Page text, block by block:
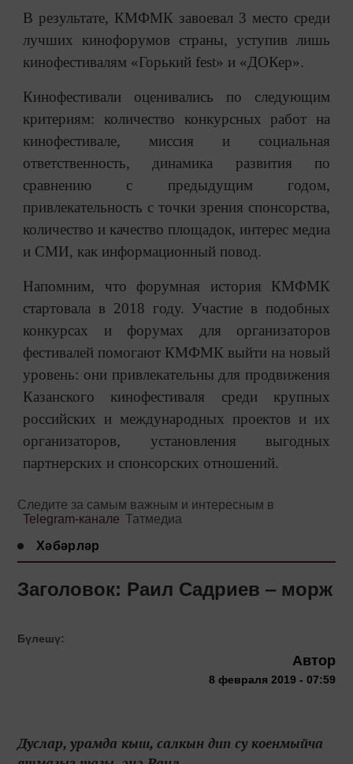
В результате, КМФМК завоевал 3 место среди
лучших кинофорумов страны, уступив лишь
кинофестивалям «Горький fest» и «ДОКер».
Кинофестивали оценивались по следующим
критериям: количество конкурсных работ на
кинофестивале, миссия и социальная
ответственность, динамика развития по
сравнению с предыдущим годом,
привлекательность с точки зрения спонсорства,
количество и качество площадок, интерес медиа
и СМИ, как информационный повод.
Напомним, что форумная история КМФМК
стартовала в 2018 году. Участие в подобных
конкурсах и форумах для организаторов
фестивалей помогают КМФМК выйти на новый
уровень: они привлекательны для продвижения
Казанского кинофестиваля среди крупных
российских и международных проектов и их
организаторов, установления выгодных
партнерских и спонсорских отношений.
Следите за самым важным и интересным в
Telegram-канале Татмедиа
Хәбәрләр
Заголовок: Раил Садриев ‒ морж
Бүлешү:
Автор
8 февраля 2019 - 07:59
Дуслар, урамда кыш, салкын дип су коенмыйча